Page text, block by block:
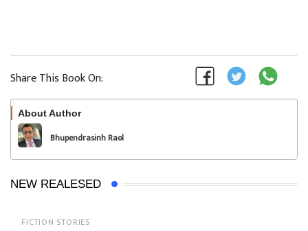
Share This Book On:
About Author
Bhupendrasinh Raol
NEW REALESED
FICTION STORIES